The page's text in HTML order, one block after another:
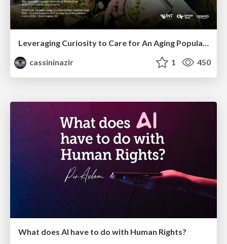
Leveraging Curiosity to Care for An Aging Population
cassininazir
1 450
What does AI have to do with Human Rights?